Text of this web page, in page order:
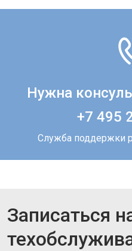
Нужна
+7 495
Служба поддержки
Записаться